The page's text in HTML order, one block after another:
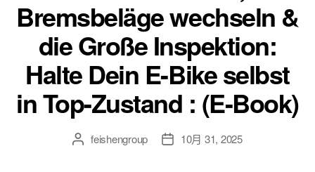
Bremsbeläge wechseln &
die Große Inspektion:
Halte Dein E-Bike selbst
in Top-Zustand : (E-Book)
feishengroup 10月 31, 2025